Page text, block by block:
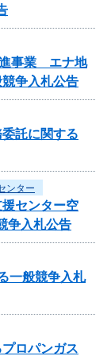
進事業 エナ地
争入札公告
託に関する
ンター
センター空
争入札公告
一般競争入札
ロパンガス